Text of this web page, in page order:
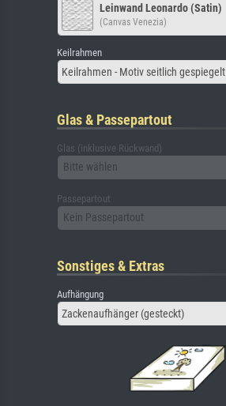
Leinwand Leonardo (Satin)
(Canvas Venezia)
Keilrahmen
Keilrahmen - Motiv seitlich gespiegelt
Glas & Passepartout
Glas (inklusive Rückwand)
Bitte wählen
Passepartout
Kein Passepartout
Sonstiges & Extras
Aufhängung
Zackenaufhänger (gesteckt)